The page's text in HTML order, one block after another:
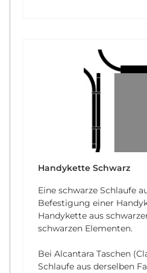
Handykette Schwarz
Eine schwarze Schlaufe
Befestigung einer
Handykette aus
schwarzen Elementen.
Bei Alcantara Taschen
Schlaufe aus derselben